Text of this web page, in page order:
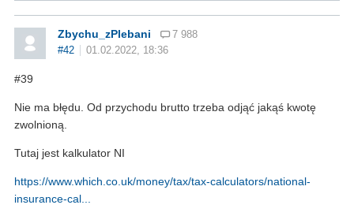
Zbychu_zPlebani
7 988
#42
01.02.2022, 18:36
#39
Nie ma błędu. Od przychodu brutto trzeba odjąć jakąś kwotę
zwolnioną.
Tutaj jest kalkulator NI
https://www.which.co.uk/money/tax/tax-calculators/national-
insurance-cal...